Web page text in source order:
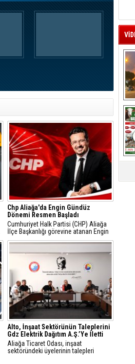
Chp Aliağa'da Engin Gündüz
Dönemi Resmen Başladı
Cumhuriyet Halk Partisi (CHP) Aliağa
İlçe Başkanlığı görevine atanan Engin
Gündüz, sosyal medya hesabından
yaptığı açıklamayla yeni döneme ilişkin
mesajlar verdi.
Alto, İnşaat Sektörünün Taleplerini
Gdz Elektrik Dağıtım A.Ş.’Ye İletti
Aliağa Ticaret Odası, inşaat
sektöründeki üyelerinin talepleri